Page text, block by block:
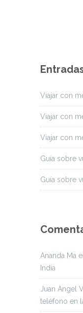
Viajar con
Viajar con
Viajar con
Guía sobre
Guía sobre
Ananda Ma
India
Juan Angel
teléfono en